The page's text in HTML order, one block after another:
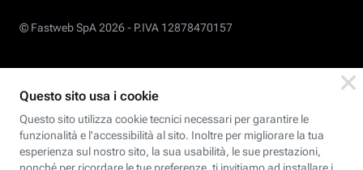
© Fastweb SpA 2026 - P.IVA 12878470157